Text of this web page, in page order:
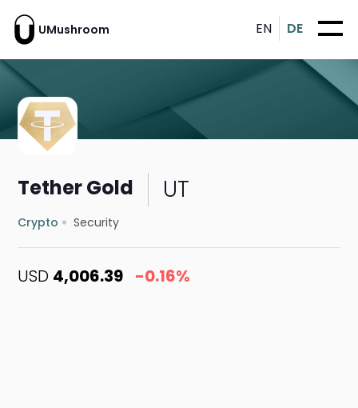
UMushroom EN DE
Tether Gold UT
Crypto Security
USD 4,006.39 -0.16%